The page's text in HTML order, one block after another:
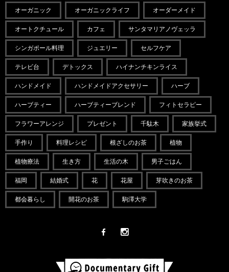
オーガニック オーガニックライフ オーダーメイド
オートクチュール カフェ サンタマリアノヴェッラ
シンガポール料理 ジュエリー セルフケア
テレビ台 デトックス ハイナンチキンライス
ハンドメイド ハンドメイドアクセサリー ハーブ
ハーブティー ハーブティーブレンド フィトセラピー
フラワーアレンジ プレゼント 千駄木 家族挙式
手作り 料理レシピ 根ざしのお茶 植物
植物療法 生き方 生活の木 男子ごはん
福岡 結婚式 花 花屋 芽吹きのお茶
都会暮らし 開花のお茶 駒澤大学